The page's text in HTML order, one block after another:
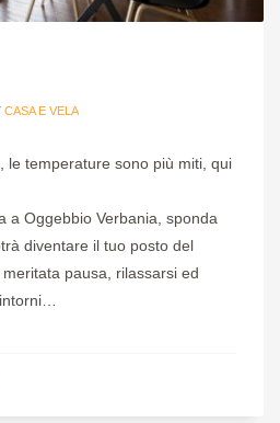
CASA E VELA
le temperature sono più miti, qui
a Oggebbio Verbania, sponda
diventare il tuo posto del
pausa, rilassarsi ed